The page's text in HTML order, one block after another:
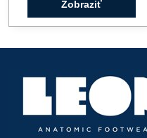
Zobraziť